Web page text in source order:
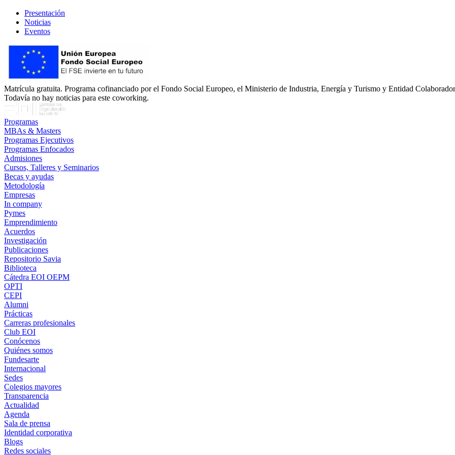
Presentación
Noticias
Eventos
Matrícula gratuita. Programa cofinanciado por el Fondo Social Europeo, el Ministerio de Industria, Energía y Turismo y Entidad
Todavía no hay noticias para este coworking.
Programas
MBAs & Masters
Programas Ejecutivos
Programas Enfocados
Admisiones
Cursos, Talleres y Seminarios
Becas y ayudas
Metodología
Empresas
In company
Pymes
Emprendimiento
Acuerdos
Investigación
Publicaciones
Repositorio Savia
Biblioteca
Cátedra EOI OEPM
OPTI
CEPI
Alumni
Prácticas
Carreras profesionales
Club EOI
Conócenos
Quiénes somos
Fundesarte
Internacional
Sedes
Colegios mayores
Transparencia
Actualidad
Agenda
Sala de prensa
Identidad corporativa
Blogs
Redes sociales